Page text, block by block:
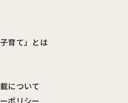
育て」とは
について